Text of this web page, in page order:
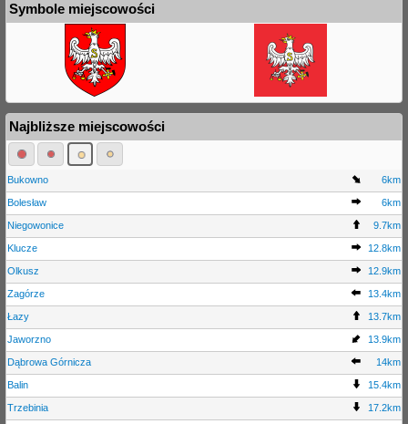
Symbole miejscowości
Najbliższe miejscowości
Bukowno 6km
Bolesław 6km
Niegowonice 9.7km
Klucze 12.8km
Olkusz 12.9km
Zagórze 13.4km
Łazy 13.7km
Jaworzno 13.9km
Dąbrowa Górnicza 14km
Balin 15.4km
Trzebinia 17.2km